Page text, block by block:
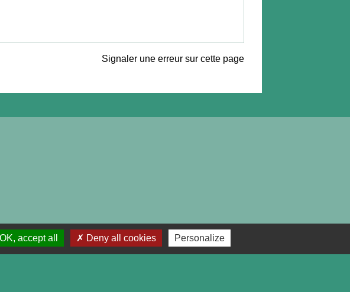
Signaler une erreur sur cette page
OK, accept all Deny all cookies Personalize